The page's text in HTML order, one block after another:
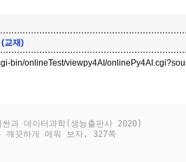
교재)
bin/onlineTest/viewpy4AI/
과 데이터과학(생능출판사 2020)
깨끗하게 메워 보자, 327쪽